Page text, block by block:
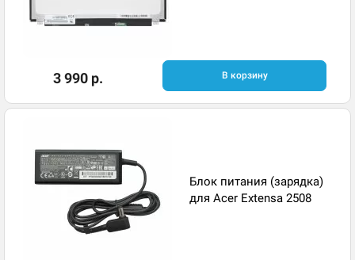
3 990 р. В корзину
Блок питания (зарядка)
для Acer Extensa 2508